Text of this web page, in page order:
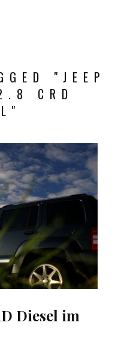
"JEEP
CRD
Diesel im